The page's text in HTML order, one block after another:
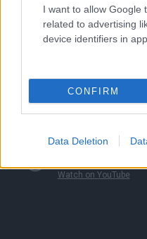
I want to allow Google
related to advertising
device identifiers in
CONFIRM
Data Deletion
ανεβαίνουν στο
τυλίχθηκε στις φλόγες».